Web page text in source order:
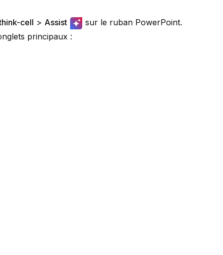
cell > Assist
sur le ruban PowerPoint.
principaux :